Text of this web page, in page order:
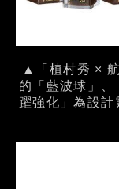
▲「植村秀 ×
的「藍波球」
躍強化」為設計